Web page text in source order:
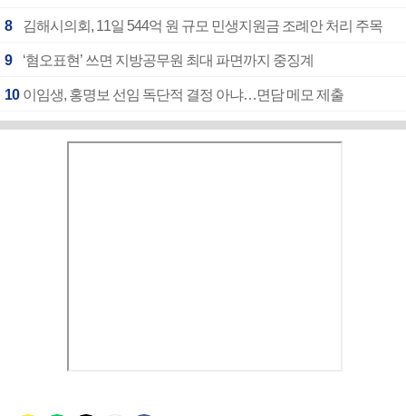
8 김해시의회, 11일 544억 원 규모 민생지원금 조례안 처리 주목
9 ‘혐오표현’ 쓰면 지방공무원 최대 파면까지 중징계
10 이임생, 홍명보 선임 독단적 결정 아냐…면담 메모 제출